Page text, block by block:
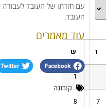
ו ש
1
7
8
עם חזרתו של העובד לעבודה
העובד.
עוד מאמרים
Facebook
Twitter
קורונה